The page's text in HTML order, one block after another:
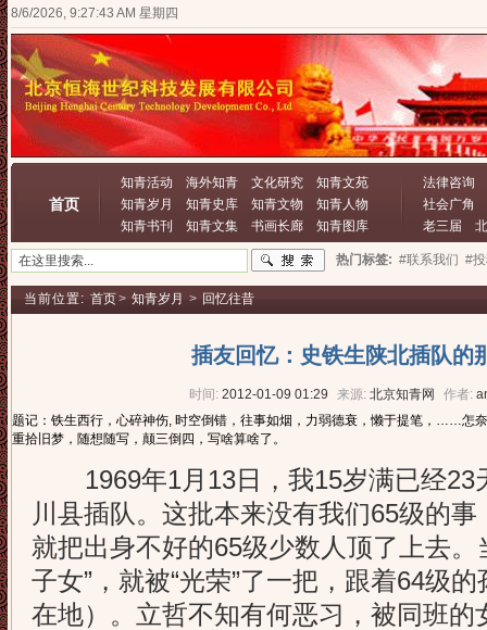
8/6/2026, 9:27:44 AM 星期四
首页
知青活动 海外知青 文化研究
知青文苑
知青岁月
知青史库 知青文物
知青人物
知青书刊
知青文集 书画长廊 知青图库
法律咨询
社会广角
老三届
热门标签: #联系我们 #
当前位置: 首页> 知青岁月 > 回忆往昔
插友回忆：史铁生陕北插队的
时间: 2012-01-09 01:29 来源: 北京知青网 作者:
题记：铁生西行，心碎神伤, 时空倒错，往事如烟，力弱德衰，懒于提笔，……怎
重拾旧梦，随想随写，颠三倒四，写啥算啥了。
1969年1月13日，我15岁满已经23
川县插队。这批本来没有我们65级的
就把出身不好的65级少数人顶了上去。
子女”，就被“光荣”了一把，跟着64级
在地）。立哲不知有何恶习，被同班的